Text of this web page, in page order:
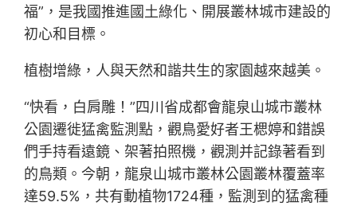
福”，是我國推進國土綠化、開展叢林城市建設的
初心和目標。
植樹增綠，人與天然和諧共生的家園越來越美。
“快看，白肩雕！”四川省成都會龍泉山城市叢林
公園遷徙猛禽監測點，觀鳥愛好者王楒婷和錯誤
們手持看遠鏡、架著拍照機，觀測并記錄著看到
的鳥類。今朝，龍泉山城市叢林公園叢林覆蓋率
達59.5%，共有動植物1724種，監測到的猛禽種